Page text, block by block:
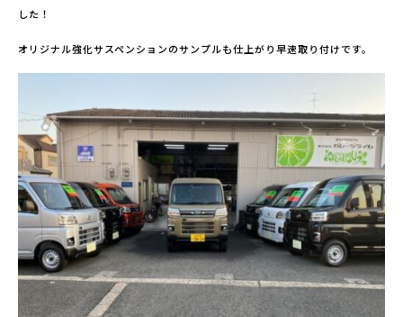
した！
オリジナル強化サスペンションのサンプルも仕上がり早速取り付けです。